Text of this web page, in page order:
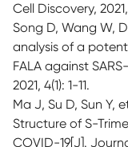
Cell Discovery, 2021,
Song D, Wang W,
analysis of a
FALA against
2021, 4(1): 1-11.
Ma J, Su D, Sun Y,
Structure of S-
COVID-19[J].